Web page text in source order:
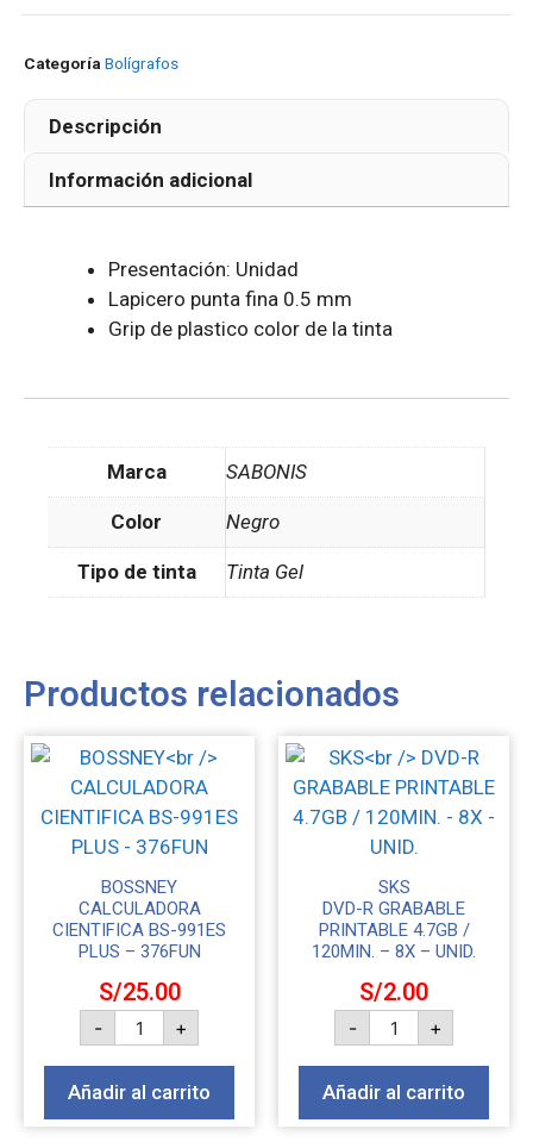
Categoría Bolígrafos
Descripción
Información adicional
Presentación: Unidad
Lapicero punta fina 0.5 mm
Grip de plastico color de la tinta
Marca SABONIS
Color Negro
Tipo de tinta Tinta Gel
Productos relacionados
BOSSNEY
CALCULADORA
CIENTIFICA BS-991ES
PLUS – 376FUN
S/25.00
- +
Añadir al carrito
SKS
DVD-R GRABABLE
PRINTABLE 4.7GB /
120MIN. – 8X – UNID.
S/2.00
- +
Añadir al carrito